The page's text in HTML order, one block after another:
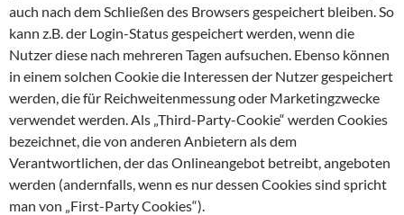
auch nach dem Schließen des Browsers gespeichert bleiben. So
kann z.B. der Login-Status gespeichert werden, wenn die
Nutzer diese nach mehreren Tagen aufsuchen. Ebenso können
in einem solchen Cookie die Interessen der Nutzer gespeichert
werden, die für Reichweitenmessung oder Marketingzwecke
verwendet werden. Als „Third-Party-Cookie“ werden Cookies
bezeichnet, die von anderen Anbietern als dem
Verantwortlichen, der das Onlineangebot betreibt, angeboten
werden (andernfalls, wenn es nur dessen Cookies sind spricht
man von „First-Party Cookies“).